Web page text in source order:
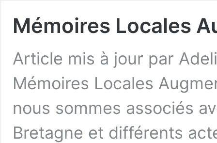
Mémoires Locales
Article mis à jour par
Mémoires Locales
nous sommes associés
Bretagne et différents